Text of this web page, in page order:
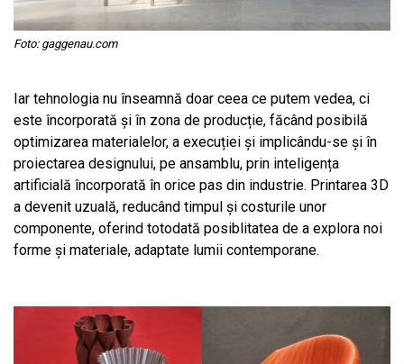
Foto: gaggenau.com
Iar tehnologia nu înseamnă doar ceea ce putem vedea, ci
este încorporată și în zona de producție, făcând posibilă
optimizarea materialelor, a execuției și implicându-se și în
proiectarea designului, pe ansamblu, prin inteligența
artificială încorporată în orice pas din industrie. Printarea 3D
a devenit uzuală, reducând timpul și costurile unor
componente, oferind totodată posiblitatea de a explora noi
forme și materiale, adaptate lumii contemporane.